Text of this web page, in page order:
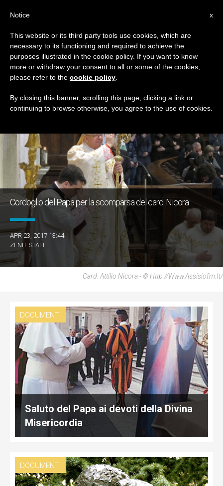
GIORNO
Aprile 23rd, 2017
ULTIME NOTIZIE
Cordoglio del Papa per la scomparsa del card. Nicora
APR 23, 2017 13:44
ZENIT STAFF
Card. Attilio Nicora - © Http://www.assisiofm.it/
DOCUMENTI
Saluto del Papa ai devoti della Divina
Misericordia
DOCUMENTI
x
Notice
This website or its third party tools use cookies, which are
necessary to its functioning and required to achieve the
purposes illustrated in the cookie policy. If you want to know
more or withdraw your consent to all or some of the cookies,
please refer to the cookie policy
By closing this banner, scrolling this page, clicking a link or
continuing to browse otherwise, you agree to the use of cookies.